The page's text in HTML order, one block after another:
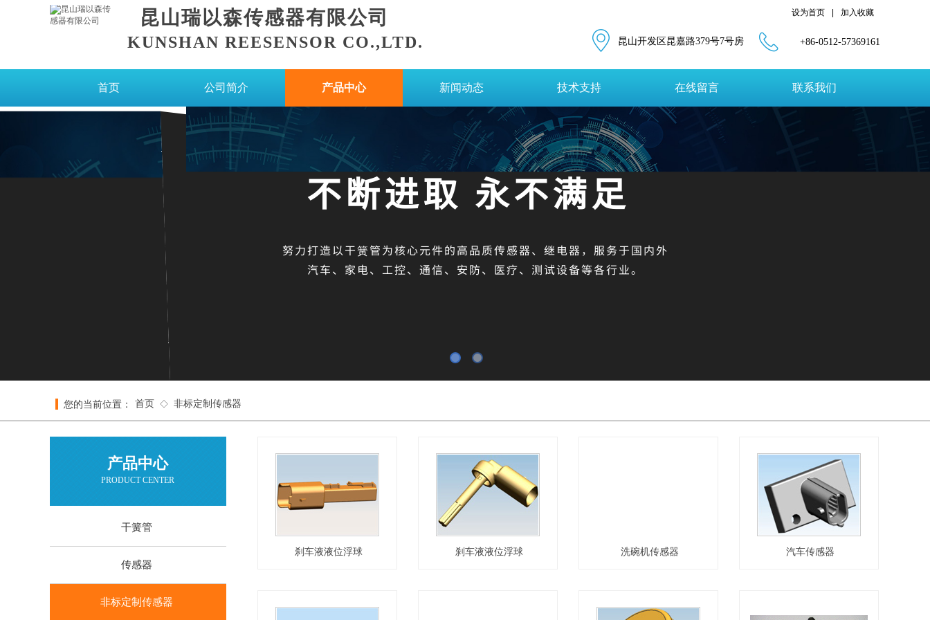
昆山瑞以森传感器有限公司
KUNSHAN REESENSOR CO.,LTD. 昆山开发区昆嘉路379号7号房 +86-0512-57369161
设为首页 加入收藏
首页 公司简介 产品中心 新闻动态 技术支持 在线留言 联系我们
不断进取 ​ 永不满足
努力打造以干簧管为核心元件的高品质传感器、继电器，服务于国内外
汽车、家电、工控、通信、安防、医疗、测试设备等各行业。
首页 ◇ 非标定制传感器
您的当前位置：
刹车液液位浮球 刹车液液位浮球 洗碗机传感器 汽车传感器
产品中心​
PRODUCT CENTER
干簧管
传感器
非标定制传感器